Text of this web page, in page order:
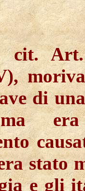
Art.
di
era
stato
e gli